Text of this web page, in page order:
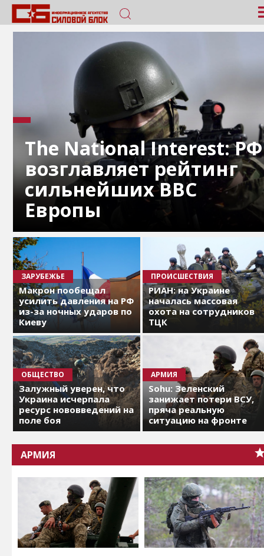
The National Interest: РФ
возглавляет рейтинг
сильнейших ВВС
Европы
ЗАРУБЕЖЬЕ
Макрон пообещал
усилить давления на РФ
из-за ночных ударов по
Киеву
ПРОИСШЕСТВИЯ
РИАН: на Украине
началась массовая
охота на сотрудников
ТЦК
ОБЩЕСТВО
Залужный уверен, что
Украина исчерпала
ресурс нововведений на
поле боя
АРМИЯ
Sohu: Зеленский
занижает потери ВСУ,
пряча реальную
ситуацию на фронте
АРМИЯ